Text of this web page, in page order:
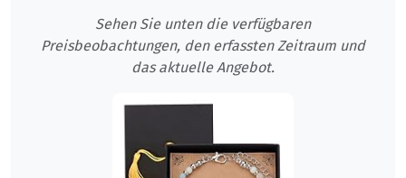
Sehen Sie unten die verfügbaren
Preisbeobachtungen, den erfassten Zeitraum und
das aktuelle Angebot.